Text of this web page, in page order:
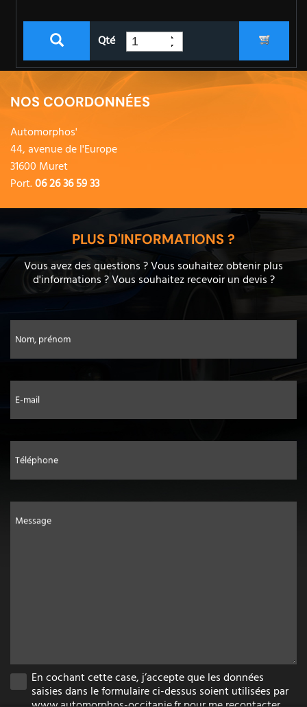
Qté
NOS COORDONNÉES
Automorphos'
44, avenue de l'Europe
31600 Muret
Port.06 26 36 59 33
PLUS D'INFORMATIONS ?
Vous avez des questions ? Vous souhaitez obtenir plus
d'informations ? Vous souhaitez recevoir un devis ?
Nom, prénom
E-mail
Téléphone
Message
En cochant cette case, j’accepte que les données
saisies dans le formulaire ci-dessus soient utilisées par